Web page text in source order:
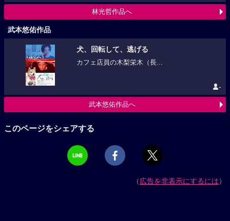
林光哲作品へ
武本悠佑作品
犬、回転して、逃げる
カフェ店員の木梨栄木（長...
-
武本悠佑作品へ
このページをシェアする
（広告を非表示にするには）